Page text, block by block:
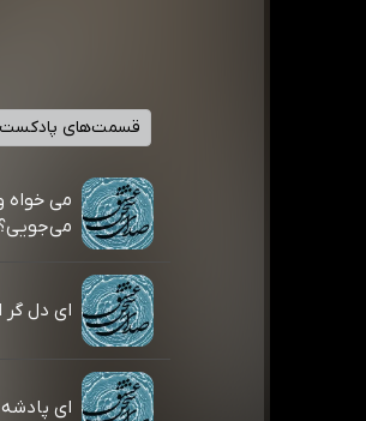
قسمت‌های پادکست
می خواه
می‌جویی؟ ۴۹۵
ای دل گر
ای پادشه